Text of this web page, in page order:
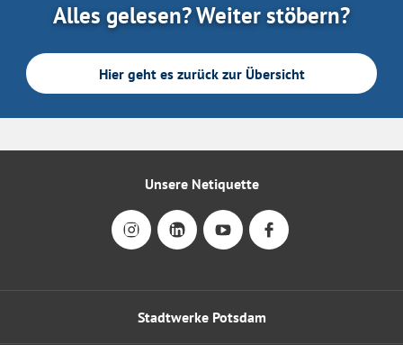
Alles gelesen? Weiter stöbern?
Hier geht es zurück zur Übersicht
Stadtwerke Potsdam
Unsere Netiquette